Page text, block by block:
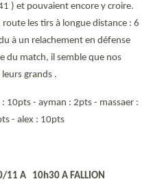
) et pouvaient encore y croire.
les tirs à longue distance : 6
à un relachement en défense
du match, il semble que nos
grands .
10pts - ayman : 2pts - massaer :
- alex : 10pts
11 A 10h30 A FALLION